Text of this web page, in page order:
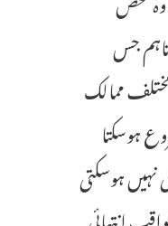
تاہم جس
ممالک
ہوسکتا
نہیں ہوسکتی